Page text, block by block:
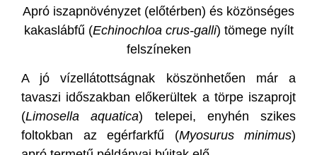
Apró iszapnövényzet (előtérben) és közönséges
kakaslábfű (Echinochloa crus-galli) tömege nyílt
felszíneken
A jó vízellátottságnak köszönhetően már a
tavaszi időszakban előkerültek a törpe iszaprojt
(Limosella aquatica) telepei, enyhén szikes
foltokban az egérfarkfű (Myosurus minimus)